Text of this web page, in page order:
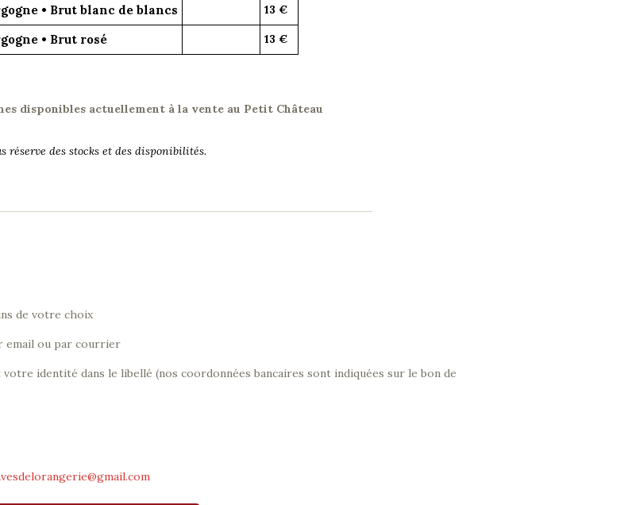
• Brut blanc de blancs 13 €
• Brut rosé 13 €
disponibles actuellement à la vente au Petit Château
réserve des stocks et des disponibilités.
de votre choix
email ou par courrier
identité dans le libellé (nos coordonnées bancaires sont indiquées sur le bon de